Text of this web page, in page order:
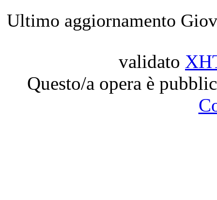
Ultimo aggiornamento
validato
Questo/a opera è